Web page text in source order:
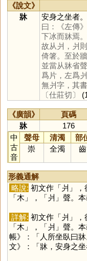
《說文》
牀
安身之坐者
曰：《左傳
下冰而牀焉
故从爿，爿
倚箸。至於
並當从牀省
爲片，左爲
無爿字，其
〔仕莊切〕
《廣韻》 頁碼
牀
176
中
古
音
聲母 清濁 部
崇
全濁 齒
形義通解
略說: 初文作「爿 」
「木」，「爿 」聲。
詳解: 初文作「爿 」
「木」，「爿 」聲。
帳》：「人所坐臥曰
文》：「牀，安身之